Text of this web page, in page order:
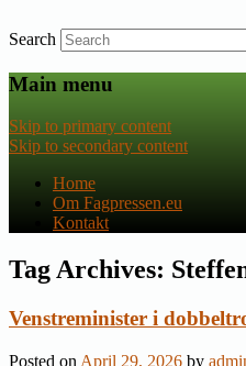
Fagpressen.eu
Nyheder om dansk
Search
Main menu
Skip to primary content
Skip to secondary content
Home
Om Fagpressen.eu
Kontakt
Tag Archives:
Venstreminister i
Posted on April 29, 2026 by